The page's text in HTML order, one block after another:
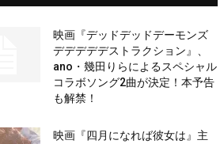
映画『デッドデッドデーモンズ
デデデデデストラクション』、
ano・幾田りらによるスペシャル
コラボソング2曲が決定！本予告
も解禁！
映画『四月になれば彼女は』主